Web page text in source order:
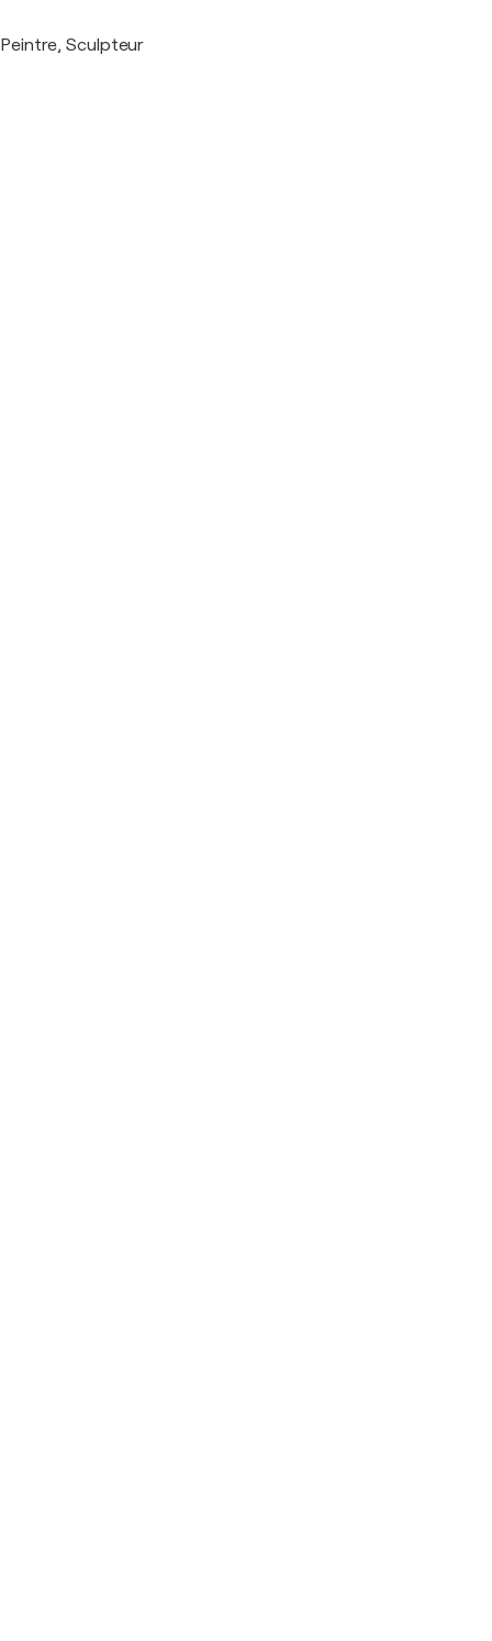
Peintre, Sculpteur